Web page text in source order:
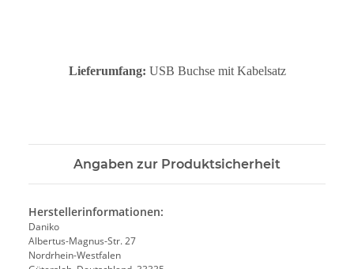
Lieferumfang: USB Buchse mit Kabelsatz
Angaben zur Produktsicherheit
Herstellerinformationen:
Daniko
Albertus-Magnus-Str. 27
Nordrhein-Westfalen